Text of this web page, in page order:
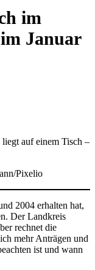
im
Januar
Pixelio
2004 erhalten hat,
Der Landkreis
rechnet die
mehr Anträgen und
ist und wann